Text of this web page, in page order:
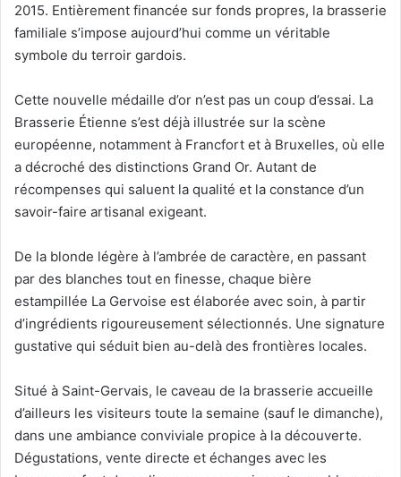
2015. Entièrement financée sur fonds propres, la brasserie
familiale s’impose aujourd’hui comme un véritable
symbole du terroir gardois.
Cette nouvelle médaille d’or n’est pas un coup d’essai. La
Brasserie Étienne s’est déjà illustrée sur la scène
européenne, notamment à Francfort et à Bruxelles, où elle
a décroché des distinctions Grand Or. Autant de
récompenses qui saluent la qualité et la constance d’un
savoir-faire artisanal exigeant.
De la blonde légère à l’ambrée de caractère, en passant
par des blanches tout en finesse, chaque bière
estampillée La Gervoise est élaborée avec soin, à partir
d’ingrédients rigoureusement sélectionnés. Une signature
gustative qui séduit bien au-delà des frontières locales.
Situé à Saint-Gervais, le caveau de la brasserie accueille
d’ailleurs les visiteurs toute la semaine (sauf le dimanche),
dans une ambiance conviviale propice à la découverte.
Dégustations, vente directe et échanges avec les